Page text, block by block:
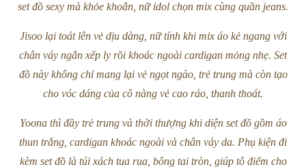
set đồ sexy mà khỏe khoắn, nữ idol chọn mix cùng quần jeans.
Jisoo lại toát lên vẻ dịu dàng, nữ tính khi mix áo kẻ ngang với
chân váy ngắn xếp ly rồi khoác ngoài cardigan mỏng nhẹ. Set
đồ này không chỉ mang lại vẻ ngọt ngào, trẻ trung mà còn tạo
cho vóc dáng của cô nàng vẻ cao ráo, thanh thoát.
Yoona thì đầy trẻ trung và thời thượng khi diện set đồ gồm áo
thun trắng, cardigan khoác ngoài và chân váy da. Phụ kiện đi
kèm set đồ là túi xách tua rua, bông tai tròn, giúp tô điểm cho